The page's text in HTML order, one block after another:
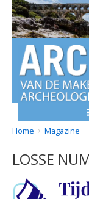
YOU
HERE:
Home Magazine
LOSSE